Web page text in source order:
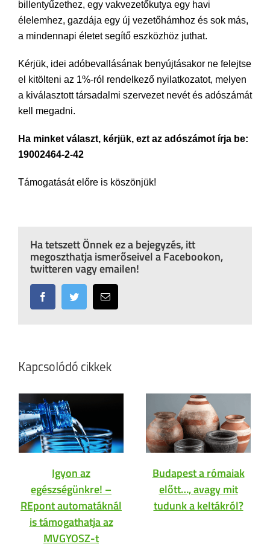
billentyűzethez, egy vakvezetőkutya egy havi
élelemhez, gazdája egy új vezetőhámhoz és sok más,
a mindennapi életet segítő eszközhöz juthat.
Kérjük, idei adóbevallásának benyújtásakor ne felejtse
el kitölteni az 1%-ról rendelkező nyilatkozatot, melyen
a kiválasztott társadalmi szervezet nevét és adószámát
kell megadni.
Ha minket választ, kérjük, ezt az adószámot írja be:
19002464-2-42
Támogatását előre is köszönjük!
Ha tetszett Önnek ez a bejegyzés, itt
megoszthatja ismerőseivel a Facebookon,
twitteren vagy emailen!
FacebookTwitter Email:
Kapcsolódó cikkek
Igyon az
egészségünkre! –
REpont automatáknál
is támogathatja az
MVGYOSZ-t
Budapest a rómaiak
előtt…, avagy mit
tudunk a keltákról?